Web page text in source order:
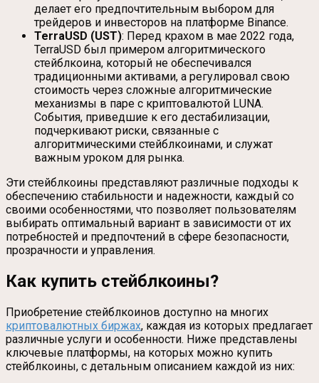
делает его предпочтительным выбором для
трейдеров и инвесторов на платформе Binance.
TerraUSD (UST): Перед крахом в мае 2022 года,
TerraUSD был примером алгоритмического
стейблкоина, который не обеспечивался
традиционными активами, а регулировал свою
стоимость через сложные алгоритмические
механизмы в паре с криптовалютой LUNA.
События, приведшие к его дестабилизации,
подчеркивают риски, связанные с
алгоритмическими стейблкоинами, и служат
важным уроком для рынка.
Эти стейблкоины представляют различные подходы к
обеспечению стабильности и надежности, каждый со
своими особенностями, что позволяет пользователям
выбирать оптимальный вариант в зависимости от их
потребностей и предпочтений в сфере безопасности,
прозрачности и управления.
Как купить стейблкоины?
Приобретение стейблкоинов доступно на многих
криптовалютных биржах, каждая из которых предлагает
различные услуги и особенности. Ниже представлены
ключевые платформы, на которых можно купить
стейблкоины, с детальным описанием каждой из них: